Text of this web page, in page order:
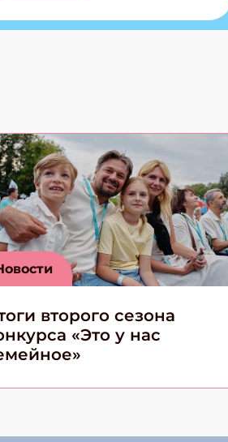
коды 3 комикса
второго сезона
«Это у нас